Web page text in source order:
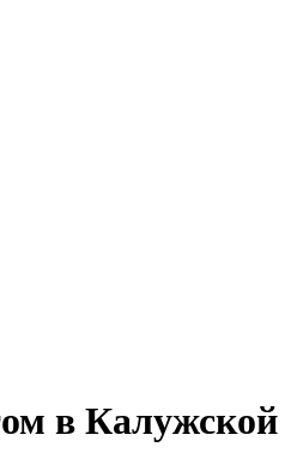
в Калужской